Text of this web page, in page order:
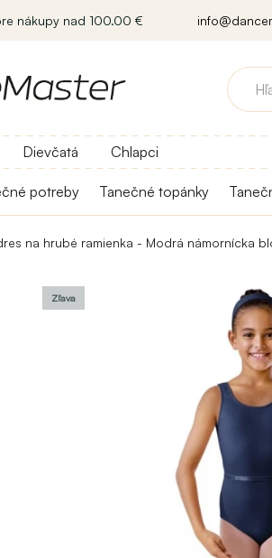
nákupy nad 100.00 €
Dievčatá Chlapci
potreby Tanečné topánky
na hrubé ramienka - Modrá námornícka
Zľava